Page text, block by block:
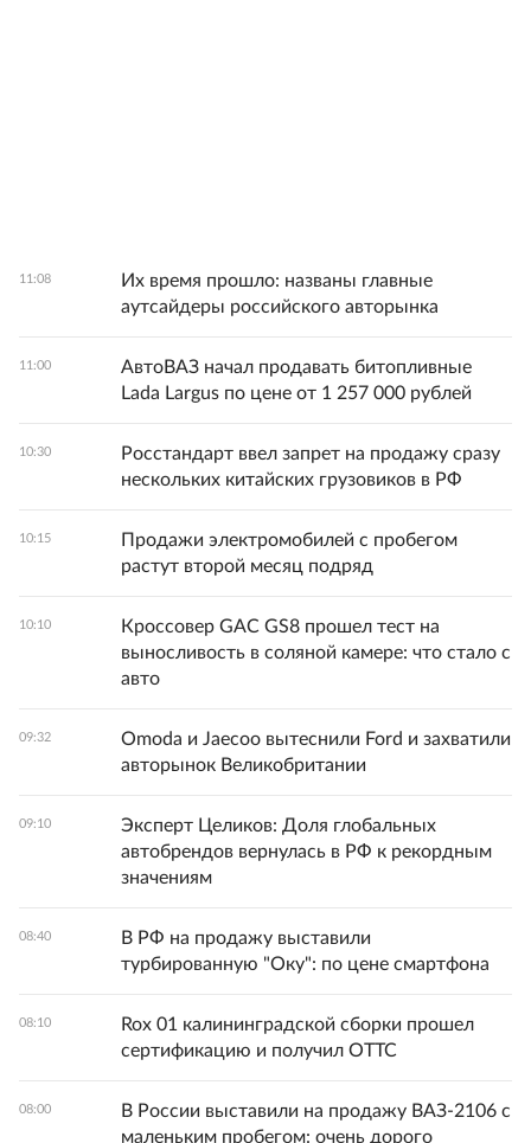
11:08
Их время прошло: названы главные
аутсайдеры российского авторынка
11:00
АвтоВАЗ начал продавать битопливные
Lada Largus по цене от 1 257 000 рублей
10:30
Росстандарт ввел запрет на продажу сразу
нескольких китайских грузовиков в РФ
10:15
Продажи электромобилей с пробегом
растут второй месяц подряд
10:10
Кроссовер GAC GS8 прошел тест на
выносливость в соляной камере: что стало с
авто
09:32
Omoda и Jaecoo вытеснили Ford и захватили
авторынок Великобритании
09:10
Эксперт Целиков: Доля глобальных
автобрендов вернулась в РФ к рекордным
значениям
08:40
В РФ на продажу выставили
турбированную "Оку": по цене смартфона
08:10
Rox 01 калининградской сборки прошел
сертификацию и получил ОТТС
08:00
В России выставили на продажу ВАЗ-2106 с
маленьким пробегом: очень дорого